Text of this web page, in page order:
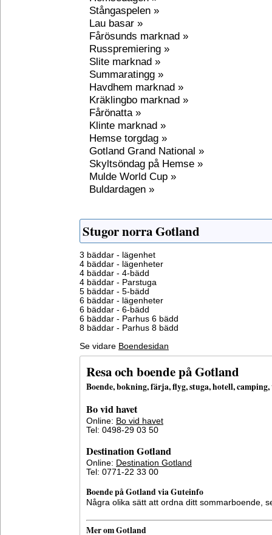
Stångaspelen »
Lau basar »
Fårösunds marknad »
Russpremiering »
Slite marknad »
Summaratingg »
Havdhem marknad »
Kräklingbo marknad »
Fårönatta »
Klinte marknad »
Hemse torgdag »
Gotland Grand National »
Skyltsöndag på Hemse »
Mulde World Cup »
Buldardagen »
Stugor norra Gotland
3 bäddar - lägenhet
4 bäddar - lägenheter
4 bäddar - 4-bädd
4 bäddar - Parstuga
5 bäddar - 5-bädd
6 bäddar - lägenheter
6 bäddar - 6-bädd
6 bäddar - Parhus 6 bädd
8 bäddar - Parhus 8 bädd
Se vidare Boendesidan
Resa och boende på Gotland
Boende, bokning, färja, flyg, stuga, hotell,
Bo vid havet
Online: Bo vid havet
Tel: 0498-29 03 50
Destination Gotland
Online: Destination Gotland
Tel: 0771-22 33 00
Boende på Gotland via Guteinfo
Några olika sätt att ordna ditt sommarboende,
Mer om Gotland